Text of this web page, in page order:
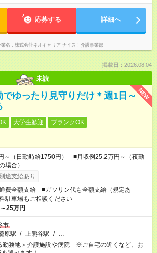
応募する 詳細へ
名 株式会社ネオキャリア ナイス！介護事業部
掲載日：2026.08.04
未読
NEW
でゆったり見守りだけ＊週1日～
大学生歓迎
ブランクOK
～（日勤時給1750円） ■月収例25.2万円～（夜勤
場合）
途支給あり
費全額支給 ■ガソリン代も全額支給（規定あ
駐車場もご相談ください
25万円
市
原駅 / 上熊谷駅 / …
勤務地＞介護施設や病院 ※ご自宅の近くなど、お